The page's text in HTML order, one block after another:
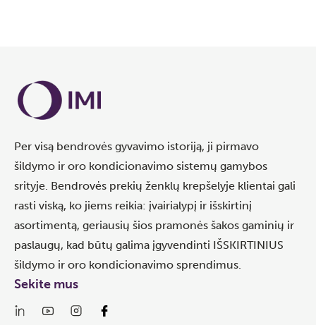
Per visą bendrovės gyvavimo istoriją, ji pirmavo
šildymo ir oro kondicionavimo sistemų gamybos
srityje. Bendrovės prekių ženklų krepšelyje klientai gali
rasti viską, ko jiems reikia: įvairialypį ir išskirtinį
asortimentą, geriausių šios pramonės šakos gaminių ir
paslaugų, kad būtų galima įgyvendinti IŠSKIRTINIUS
šildymo ir oro kondicionavimo sprendimus.
Sekite mus